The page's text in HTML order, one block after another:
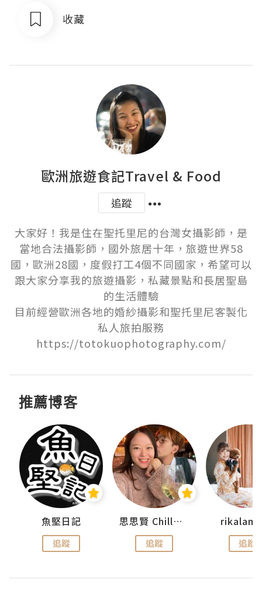
收藏
歐洲旅遊食記Travel & Food
追蹤
大家好！我是住在聖托里尼的台灣女攝影師，是
當地合法攝影師，國外旅居十年，旅遊世界58
國，歐洲28國，度假打工4個不同國家，希望可以
跟大家分享我的旅遊攝影，私藏景點和長居聖島
的生活體驗
目前經營歐洲各地的婚紗攝影和聖托里尼客製化
私人旅拍服務
https://totokuophotography.com/
推薦博客
魚堅日記
追蹤
思思賢 ChillMyBabe
追蹤 追蹤